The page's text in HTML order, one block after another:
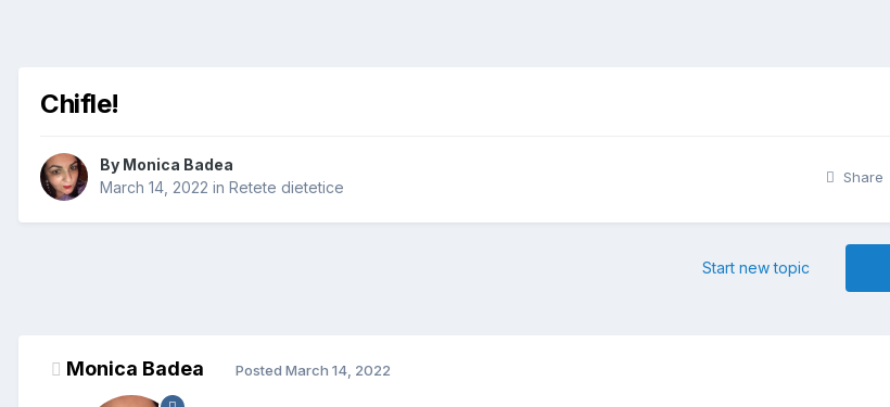
Chifle!
By Monica Badea
March 14, 2022 in Retete dietetice
Share
Start new topic
Monica Badea Posted March 14, 2022